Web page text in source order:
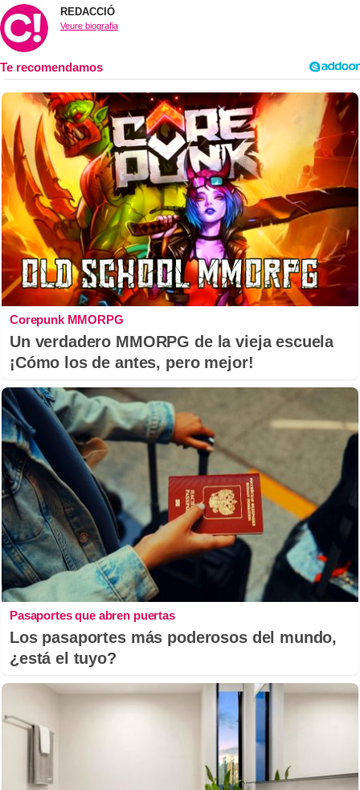
REDACCIÓ
Veure biografia
Corepunk MMORPG
Un verdadero MMORPG de la vieja escuela
¡Cómo los de antes, pero mejor!
Pasaportes que abren puertas
Los pasaportes más poderosos del mundo,
¿está el tuyo?